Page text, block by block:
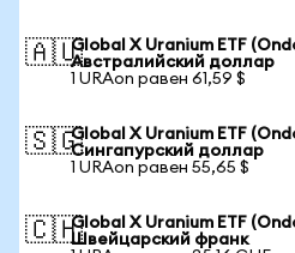
🇦🇺Global X Uranium ETF
Австралийский доллар
1 URAon равен 61,59 $
🇸🇬Global X Uranium ETF
Сингапурский доллар
1 URAon равен 55,65 $
🇨🇭Global X Uranium ETF
Швейцарский франк